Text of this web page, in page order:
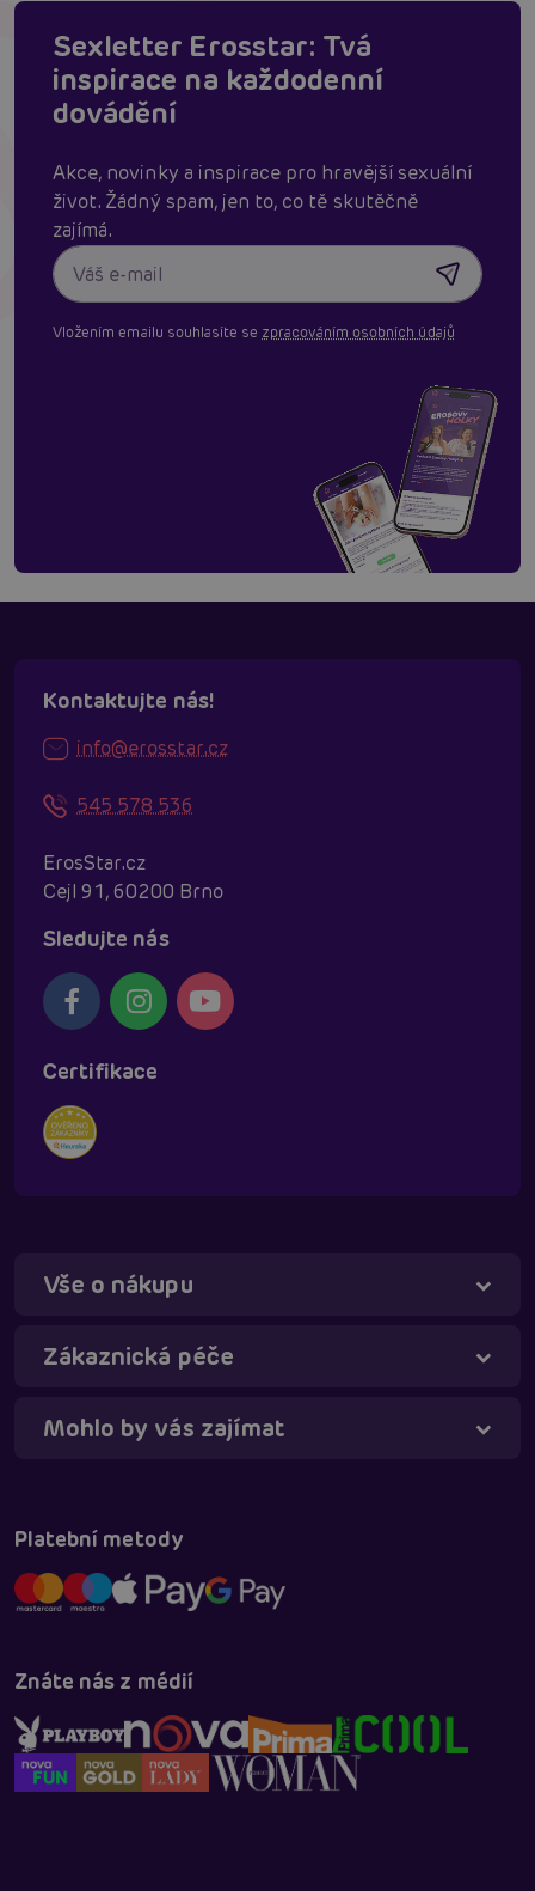
Sexletter Erosstar: Tvá
inspirace na každodenní
dovádění
Akce, novinky a inspirace pro hravější sexuální
život. Žádný spam, jen to, co tě skutěčně
zajímá.
Vložením emailu souhlasíte se zpracováním osobních údajů
Kontaktujte nás!
info@erosstar.cz
545 578 536
ErosStar.cz
Cejl 91, 60200 Brno
Sledujte nás
Certifikace
Vše o nákupu
Zákaznická péče
Mohlo by vás zajímat
Platební metody
Znáte nás z médií
Táňa - virtuální asistentka